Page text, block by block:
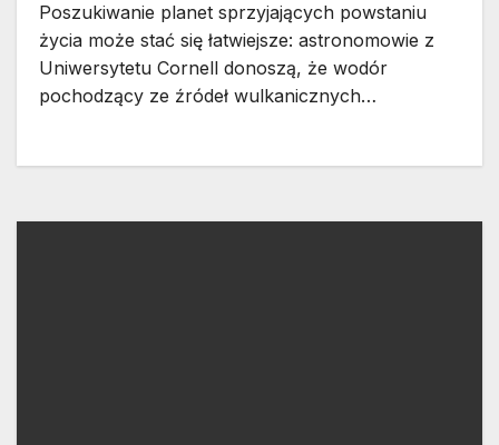
Poszukiwanie planet sprzyjających powstaniu
życia może stać się łatwiejsze: astronomowie z
Uniwersytetu Cornell donoszą, że wodór
pochodzący ze źródeł wulkanicznych…